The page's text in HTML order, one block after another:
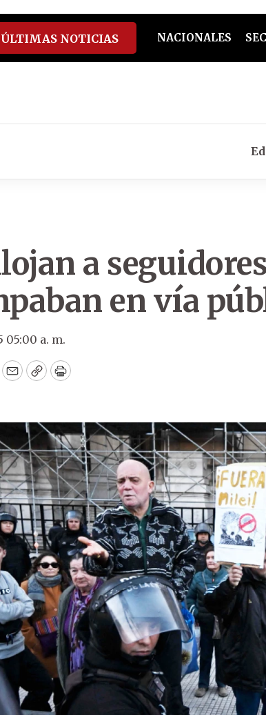
tiktokyoutube
spotify
ÚLTIMAS NOTICIAS NACIONALES
a
en vía
05:00 a. m.
EmailCopyPrint